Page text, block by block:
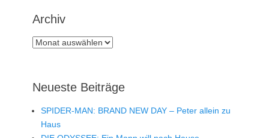
Archiv
Archiv
Neueste Beiträge
SPIDER-MAN: BRAND NEW DAY – Peter allein zu
Haus